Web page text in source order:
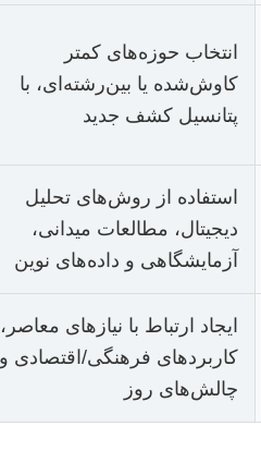
انتخاب حوزه‌های کمتر
کاوش‌شده یا بین‌رشته‌ای، با
پتانسیل کشف جدید
استفاده از روش‌های تحلیل
دیجیتال، مطالعات میدانی،
آزمایشگاهی و داده‌های نوین
ایجاد ارتباط با نیازهای معاصر،
کاربردهای فرهنگی/اقتصادی و
چالش‌های روز